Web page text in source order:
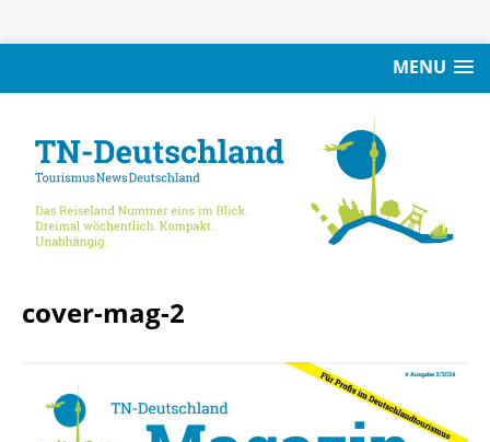
MENU
cover-mag-2